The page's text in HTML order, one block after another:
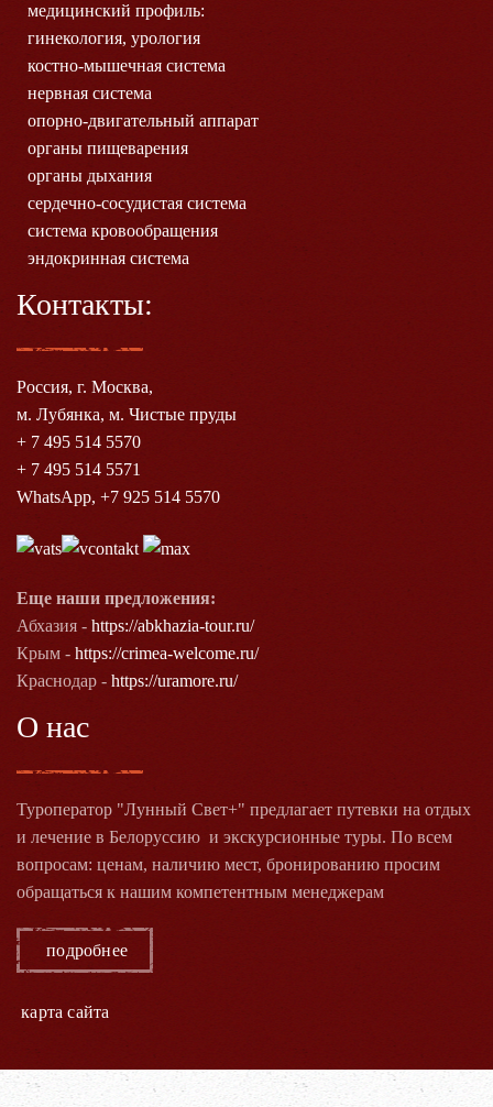
медицинский профиль:
гинекология, урология
костно-мышечная система
нервная система
опорно-двигательный аппарат
органы пищеварения
органы дыхания
сердечно-сосудистая система
система кровообращения
эндокринная система
Контакты:
Россия, г. Москва,
м. Лубянка, м. Чистые пруды
+ 7 495 514 5570
+ 7 495 514 5571
WhatsApp, +7 925 514 5570
Еще наши предложения:
Абхазия - https://abkhazia-tour.ru/
Крым - https://crimea-welcome.ru/
Краснодар - https://uramore.ru/
О нас
Туроператор "Лунный Свет+" предлагает путевки на отдых
и лечение в Белоруссию и экскурсионные туры. По всем
вопросам: ценам, наличию мест, бронированию просим
обращаться к нашим компетентным менеджерам
подробнее
карта сайта